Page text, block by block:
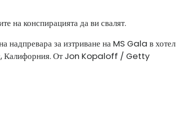
на конспирацията да ви свалят.
за изтриване на MS Gala в хотел
Калифорния. От Jon Kopaloff / Getty